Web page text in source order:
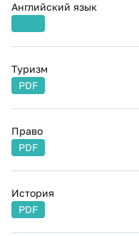
Английский язык
Туризм
PDF
Право
PDF
История
PDF